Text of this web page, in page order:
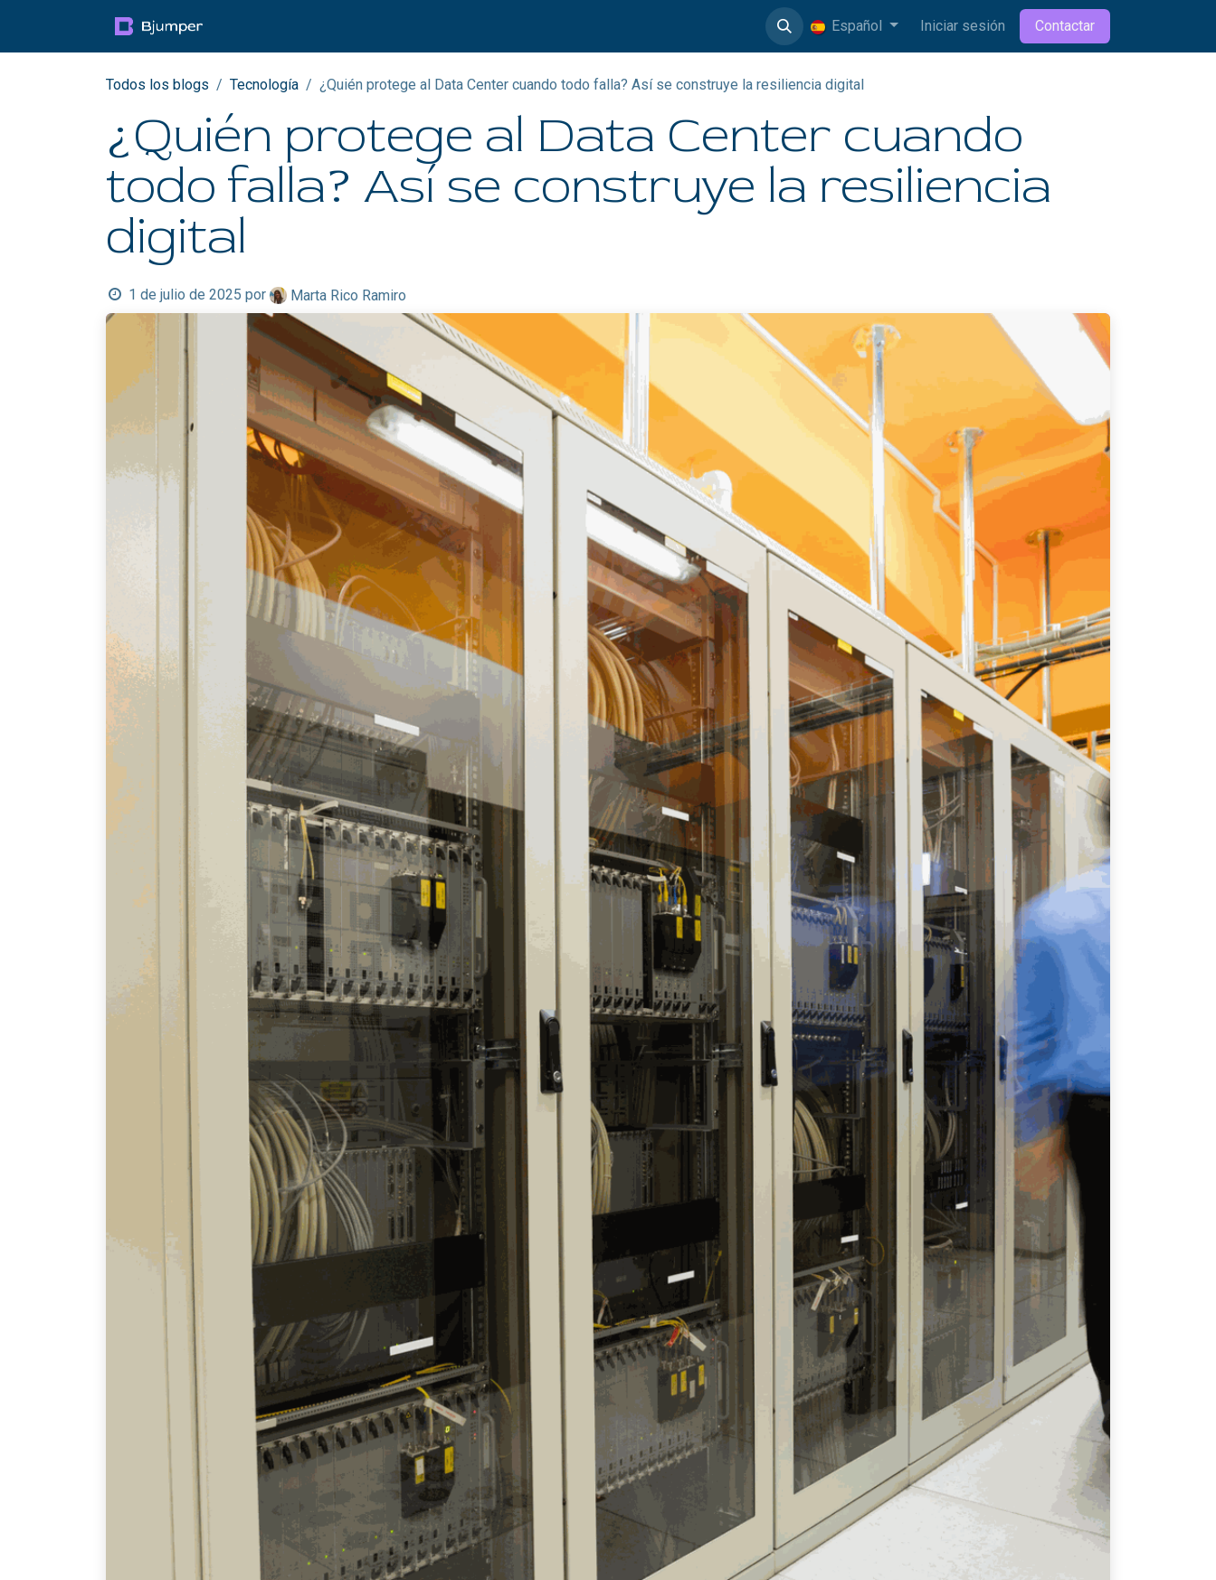
Español Iniciar sesión Contactar
Todos los blogs Tecnología ¿Quién protege al Data Center cuando todo falla? Así se construye la resiliencia digital
¿Quién protege al Data Center cuando
todo falla? Así se construye la resiliencia
digital
1 de julio de 2025 por Marta Rico Ramiro